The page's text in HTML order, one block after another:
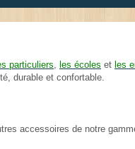
particuliers, les écoles et les
durable et confortable.
accessoires de notre